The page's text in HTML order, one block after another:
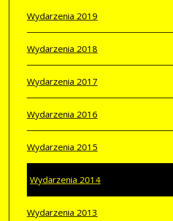
Wydarzenia 2019
Wydarzenia 2018
Wydarzenia 2017
Wydarzenia 2016
Wydarzenia 2015
Wydarzenia 2014
Wydarzenia 2013